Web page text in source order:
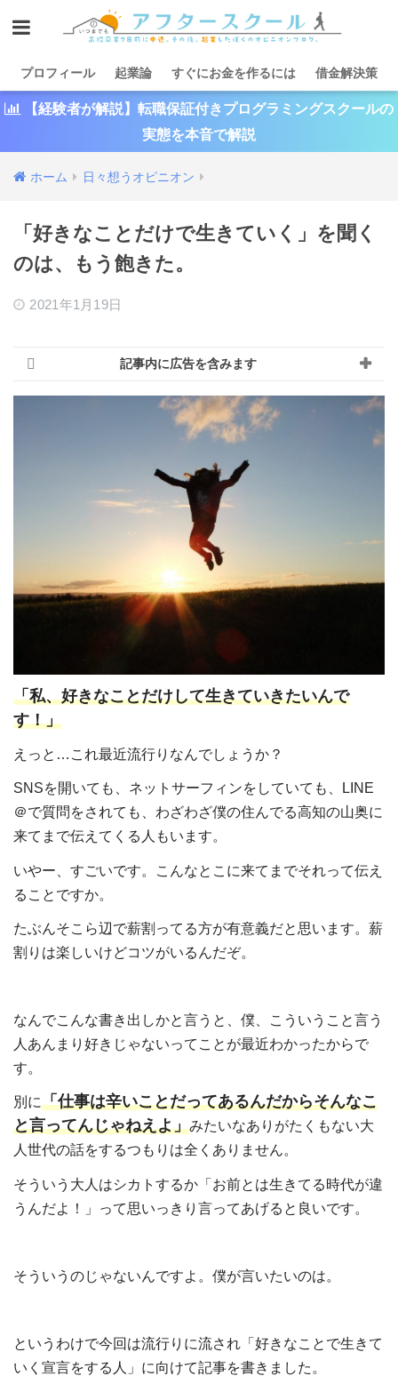
プロフィール 起業論 すぐにお金を作るには 借金解決策
【経験者が解説】転職保証付きプログラミングスクールの
実態を本音で解説
ホーム 日々想うオピニオン
「好きなことだけで生きていく」を聞く
のは、もう飽きた。
2021年1月19日
記事内に広告を含みます
「私、好きなことだけして生きていきたいんで
す！」
えっと…これ最近流行りなんでしょうか？
SNSを開いても、ネットサーフィンをしていても、LINE
＠で質問をされても、わざわざ僕の住んでる高知の山奥に
来てまで伝えてくる人もいます。
いやー、すごいです。こんなとこに来てまでそれって伝え
ることですか。
たぶんそこら辺で薪割ってる方が有意義だと思います。薪
割りは楽しいけどコツがいるんだぞ。
なんでこんな書き出しかと言うと、僕、こういうこと言う
人あんまり好きじゃないってことが最近わかったからで
す。
別に「仕事は辛いことだってあるんだからそんなこ
と言ってんじゃねえよ」みたいなありがたくもない大
人世代の話をするつもりは全くありません。
そういう大人はシカトするか「お前とは生きてる時代が違
うんだよ！」って思いっきり言ってあげると良いです。
そういうのじゃないんですよ。僕が言いたいのは。
というわけで今回は流行りに流され「好きなことで生きて
いく宣言をする人」に向けて記事を書きました。